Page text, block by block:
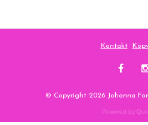
Kontakt
© Copyright 2026 Johanna
Powered by